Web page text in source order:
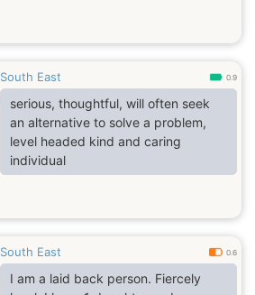
South East 0.9
serious, thoughtful, will often seek
an alternative to solve a problem,
level headed kind and caring
individual
South East 0.6
I am a laid back person. Fiercely